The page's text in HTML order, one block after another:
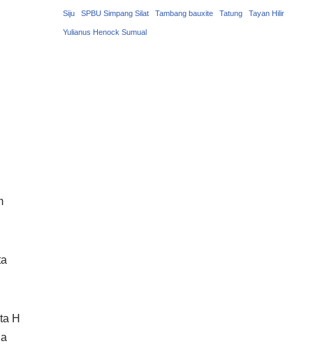
H
Siju SPBU Simpang Silat Tambang bauxite Tatung Tayan Hilir
Yulianus Henock Sumual